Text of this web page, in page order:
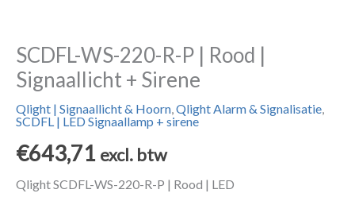
SCDFL-WS-220-R-P | Rood |
Signaallicht + Sirene
Qlight | Signaallicht & Hoorn,Qlight Alarm & Signalisatie,
SCDFL | LED Signaallamp + sirene
€643,71 excl. btw
Qlight SCDFL-WS-220-R-P | Rood | LED